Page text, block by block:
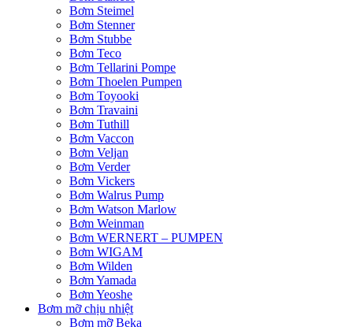
Bơm Steimel
Bơm Stenner
Bơm Stubbe
Bơm Teco
Bơm Tellarini Pompe
Bơm Thoelen Pumpen
Bơm Toyooki
Bơm Travaini
Bơm Tuthill
Bơm Vaccon
Bơm Veljan
Bơm Verder
Bơm Vickers
Bơm Walrus Pump
Bơm Watson Marlow
Bơm Weinman
Bơm WERNERT – PUMPEN
Bơm WIGAM
Bơm Wilden
Bơm Yamada
Bơm Yeoshe
Bơm mỡ chịu nhiệt
Bơm mỡ Beka